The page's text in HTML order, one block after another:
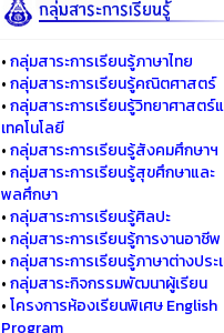
•กลุ่มสาระการเรียนรู้ภาษาไทย
•กลุ่มสาระการเรียนรู้คณิตศาสตร์
•กลุ่มสาระการเรียนรู้วิทยาศาสตร์
เทคโนโลยี
•กลุ่มสาระการเรียนรู้สังคมศึกษาฯ
•กลุ่มสาระการเรียนรู้สุขศึกษาและ
พลศึกษา
•กลุ่มสาระการเรียนรู้ศิลปะ
•กลุ่มสาระการเรียนรู้การงานอาชีพ
•กลุ่มสาระการเรียนรู้ภาษาต่างประ
•กลุ่มสาระกิจกรรมพัฒนาผู้เรียน
•โครงการห้องเรียนพิเศษ English
Program